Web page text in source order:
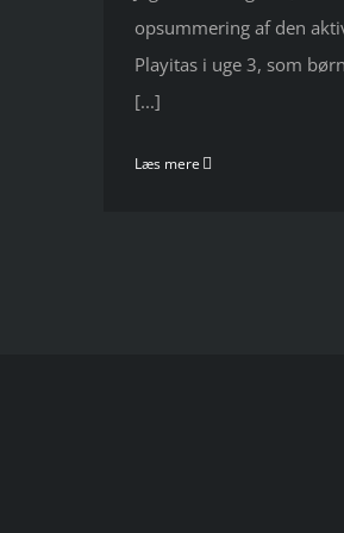
opsummering af den
Playitas i uge 3, som
[...]
Læs mere